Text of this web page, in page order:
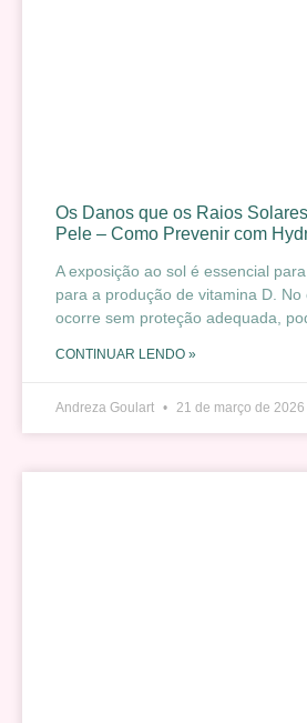
Os Danos que os Raios
Pele – Como Prevenir com
A exposição ao sol é essencial
para a produção de vitamina D.
ocorre sem proteção adequada,
CONTINUAR LENDO »
Andreza Goulart 21 de março de 2026